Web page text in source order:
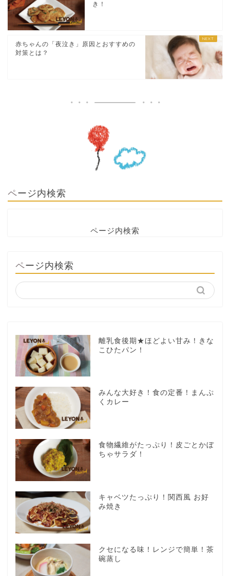
き！
赤ちゃんの「夜泣き」原因とおすすめの
対策とは？
ページ内検索
ページ内検索
ページ内検索
離乳食後期★ほどよい甘み！きな
こひたパン！
みんな大好き！食の定番！まんぷ
くカレー
食物繊維がたっぷり！皮ごとかぼ
ちゃサラダ！
キャベツたっぷり！関西風 お好
み焼き
クセになる味！レンジで簡単！茶
碗蒸し